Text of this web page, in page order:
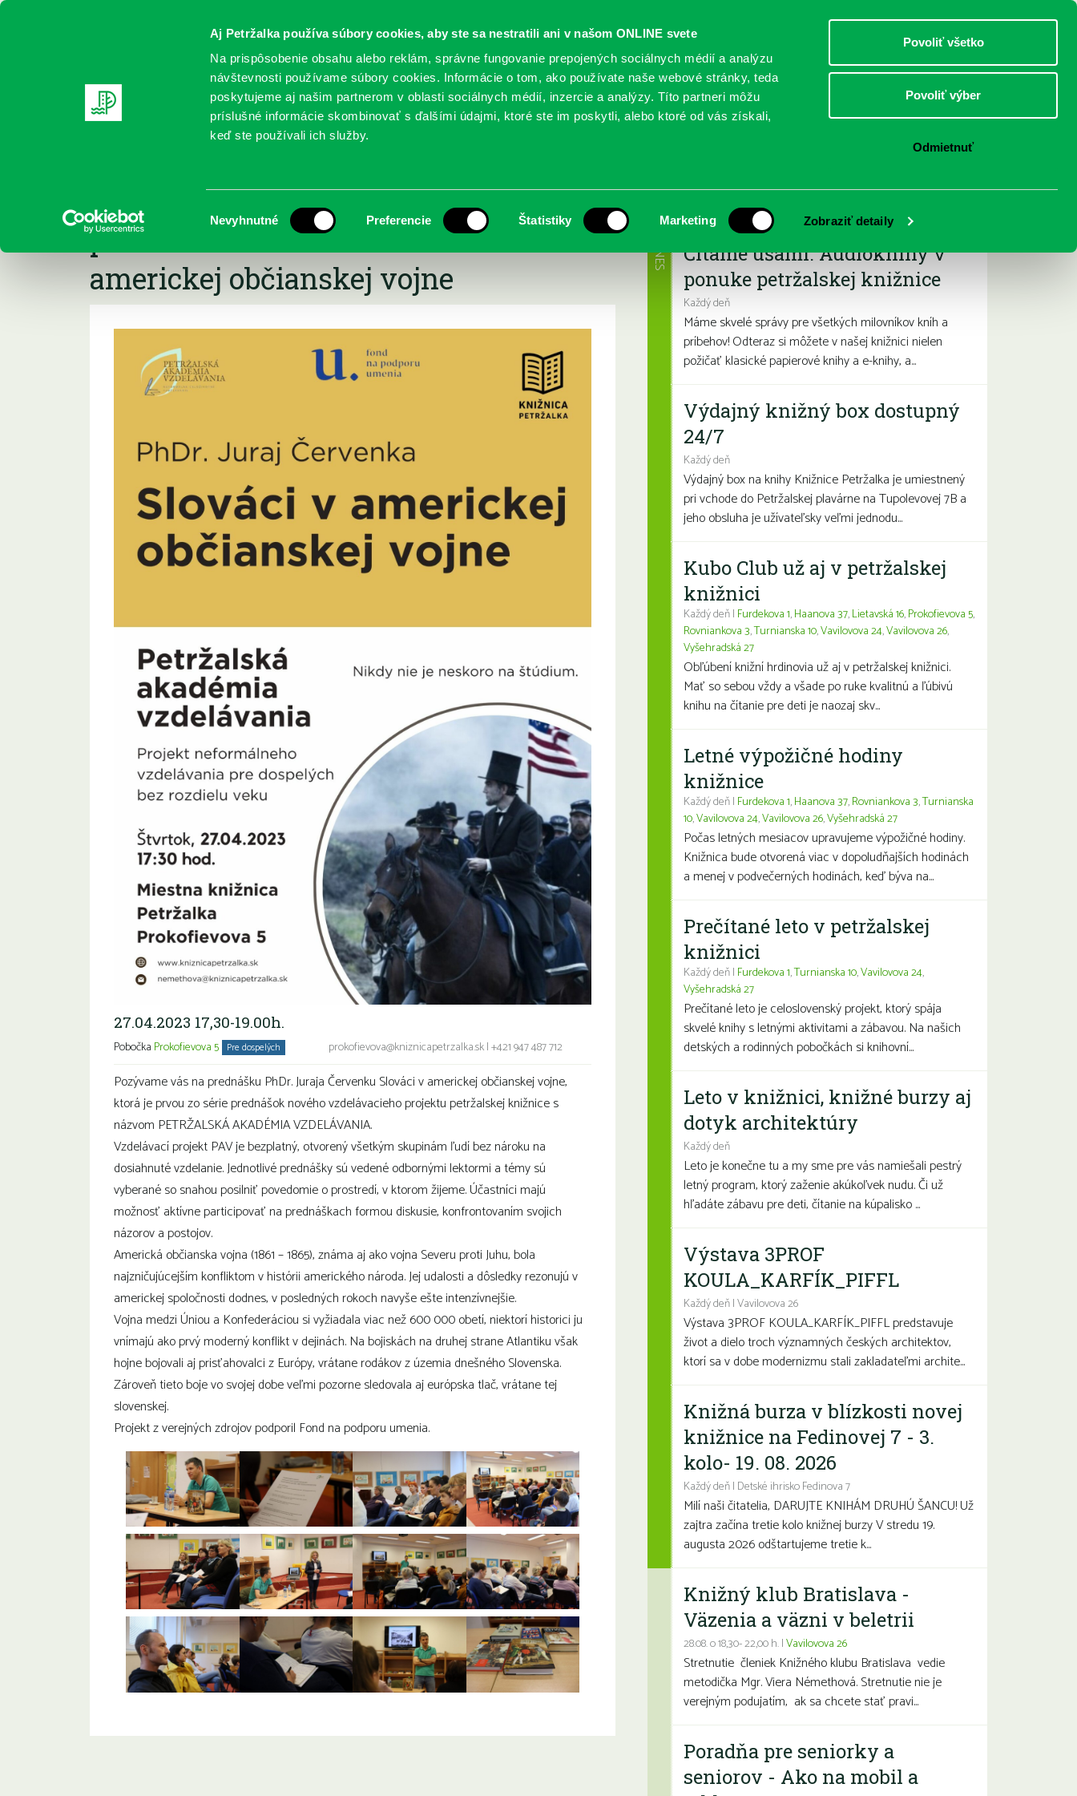
Aj Petržalka používa súbory cookies, aby ste sa nestratili ani v našom ONLINE svete
Na prispôsobenie obsahu alebo reklám, správne fungovanie prepojených sociálnych médií a analýzu
návštevnosti používame súbory cookies. Informácie o tom, ako používate naše webové stránky, teda
poskytujeme aj našim partnerom v oblasti sociálnych médií, inzercie a analýzy. Títo partneri môžu
príslušné informácie skombinovať s ďalšími údajmi, ktoré ste im poskytli, alebo ktoré od vás získali,
keď ste používali ich služby.
súhlasu
Nevyhnutné Preferencie Štatistiky Marketing Zobraziť detaily
Povoliť všetko
Povoliť výber
Odmietnuť
DOSPELÍ
REGISTRUJTE SA ONLINE KATALÓGY SLUŽBY PODUJATIA POBOČKY O KNIŽNICI
Petržalská akadémia vzdelávania-
prednáška PhDr. J. Červenku Slováci v
americkej občianskej vojne
27.04.2023 17,30-19.00h.
Pobočka Prokofievova 5 Pre dospelých prokofievova@kniznicapetrzalka.sk|+421 947 487 712
Pozývame vás na prednášku PhDr. Juraja Červenku Slováci v americkej občianskej vojne,
ktorá je prvou zo série prednášok nového vzdelávacieho projektu petržalskej knižnice s
názvom PETRŽALSKÁ AKADÉMIA VZDELÁVANIA.
Vzdelávací projekt PAV je bezplatný, otvorený všetkým skupinám ľudí bez nároku na
dosiahnuté vzdelanie. Jednotlivé prednášky sú vedené odbornými lektormi a témy sú
vyberané so snahou posilniť povedomie o prostredí, v ktorom žijeme. Účastníci majú
možnosť aktívne participovať na prednáškach formou diskusie, konfrontovaním svojich
názorov a postojov.
Americká občianska vojna (1861 – 1865), známa aj ako vojna Severu proti Juhu, bola
najzničujúcejším konfliktom v histórii amerického národa. Jej udalosti a dôsledky rezonujú v
americkej spoločnosti dodnes, v posledných rokoch navyše ešte intenzívnejšie.
Vojna medzi Úniou a Konfederáciou si vyžiadala viac než 600 000 obetí, niektorí historici ju
vnímajú ako prvý moderný konflikt v dejinách. Na bojiskách na druhej strane Atlantiku však
hojne bojovali aj prisťahovalci z Európy, vrátane rodákov z územia dnešného Slovenska.
Zároveň tieto boje vo svojej dobe veľmi pozorne sledovala aj európska tlač, vrátane tej
slovenskej.
Projekt z verejných zdrojov podporil Fond na podporu umenia.
Najbližšie podujatia
Čítame ušami. Audioknihy v
ponuke petržalskej knižnice
Každý deň
Máme skvelé správy pre všetkých milovníkov kníh a
príbehov! Odteraz si môžete v našej knižnici nielen
požičať klasické papierové knihy a e-knihy, a...
DNES
Výdajný knižný box dostupný
24/7
Každý deň
Výdajný box na knihy Knižnice Petržalka je umiestnený
pri vchode do Petržalskej plavárne na Tupolevovej 7B a
jeho obsluha je užívateľsky veľmi jednodu...
Kubo Club už aj v petržalskej
knižnici
Každý deň | Furdekova 1,Haanova 37,Lietavská 16,Prokofievova 5,
Rovniankova 3,Turnianska 10,Vavilovova 24,Vavilovova 26,
Vyšehradská 27
Obľúbení knižní hrdinovia už aj v petržalskej knižnici.
Mať so sebou vždy a všade po ruke kvalitnú a ľúbivú
knihu na čítanie pre deti je naozaj skv...
Letné výpožičné hodiny
knižnice
Každý deň | Furdekova 1,Haanova 37,Rovniankova 3,Turnianska
10,Vavilovova 24,Vavilovova 26,Vyšehradská 27
Počas letných mesiacov upravujeme výpožičné hodiny.
Knižnica bude otvorená viac v dopoludňajších hodinách
a menej v podvečerných hodinách, keď býva na...
Prečítané leto v petržalskej
knižnici
Každý deň | Furdekova 1,Turnianska 10,Vavilovova 24,
Vyšehradská 27
Prečítané leto je celoslovenský projekt, ktorý spája
skvelé knihy s letnými aktivitami a zábavou. Na našich
detských a rodinných pobočkách si knihovní...
Leto v knižnici, knižné burzy aj
dotyk architektúry
Každý deň
Leto je konečne tu a my sme pre vás namiešali pestrý
letný program, ktorý zaženie akúkoľvek nudu. Či už
hľadáte zábavu pre deti, čítanie na kúpalisko ...
Výstava 3PROF
KOULA_KARFÍK_PIFFL
Každý deň | Vavilovova 26
Výstava 3PROF KOULA_KARFÍK_PIFFL predstavuje
život a dielo troch významných českých architektov,
ktorí sa v dobe modernizmu stali zakladateľmi archite...
Knižná burza v blízkosti novej
knižnice na Fedinovej 7 - 3.
kolo- 19. 08. 2026
Každý deň | Detské ihrisko Fedinova 7
Milí naši čitatelia, DARUJTE KNIHÁM DRUHÚ ŠANCU! Už
zajtra začína tretie kolo knižnej burzy V stredu 19.
augusta 2026 odštartujeme tretie k...
Knižný klub Bratislava -
Väzenia a väzni v beletrii
28.08. o 18,30- 22,00 h. |Vavilovova 26
Stretnutie členiek Knižného klubu Bratislava vedie
metodička Mgr. Viera Némethová. Stretnutie nie je
verejným podujatím, ak sa chcete stať pravi...
Poradňa pre seniorky a
seniorov - Ako na mobil a